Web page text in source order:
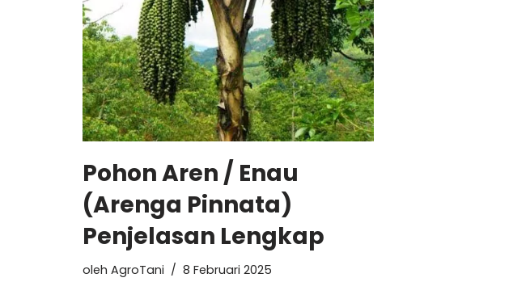
Pohon Aren / Enau
(Arenga Pinnata)
Penjelasan Lengkap
oleh AgroTani 8 Februari 2025